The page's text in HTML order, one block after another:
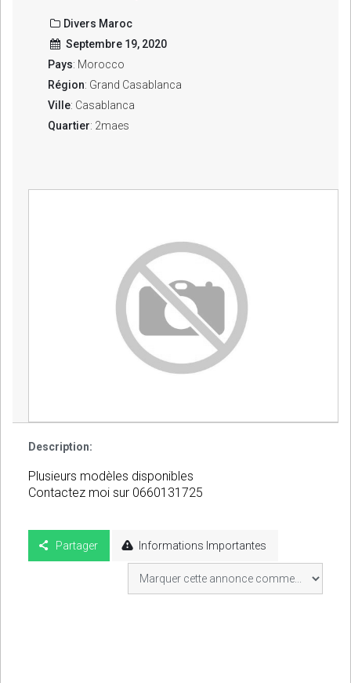
Divers Maroc
Septembre 19, 2020
Pays: Morocco
Région: Grand Casablanca
Ville: Casablanca
Quartier: 2maes
Description:
Plusieurs modèles disponibles
Contactez moi sur 0660131725
Partager Informations Importantes